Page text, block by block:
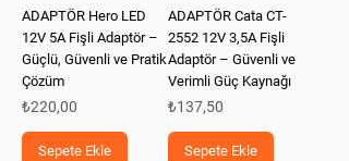
ADAPTÖR Hero LED
12V 5A Fişli Adaptör –
Güçlü, Güvenli ve Pratik
Çözüm
Fiyat
₺220,00
Sepete Ekle
ADAPTÖR Cata CT-
2552 12V 3,5A Fişli
Adaptör – Güvenli ve
Verimli Güç Kaynağı
Fiyat
₺137,50
Sepete Ekle